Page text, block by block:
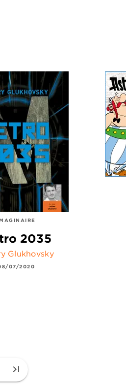
2035
Glukhovsky
07/2020
last_page